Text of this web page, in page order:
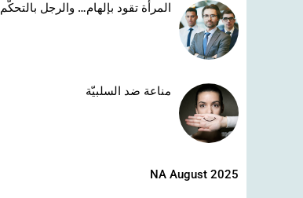
المرأة تقود بإلهام… والرجل بالتحكّم
مناعة ضد السلبيّة
NA August 2025